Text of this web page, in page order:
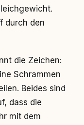
durch den
die Zeichen:
Schrammen
Beides sind
dass die
mit dem